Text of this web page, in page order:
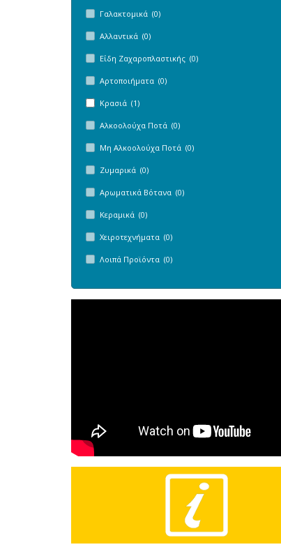
Γαλακτομικά (0)
Αλλαντικά (0)
Είδη Ζαχαροπλαστικής (0)
Αρτοποιήματα (0)
Κρασιά (1)
Αλκοολούχα Ποτά (0)
Μη Αλκοολούχα Ποτά (0)
Ζυμαρικά (0)
Αρωματικά Βότανα (0)
Κεραμικά (0)
Χειροτεχνήματα (0)
Λοιπά Προϊόντα (0)